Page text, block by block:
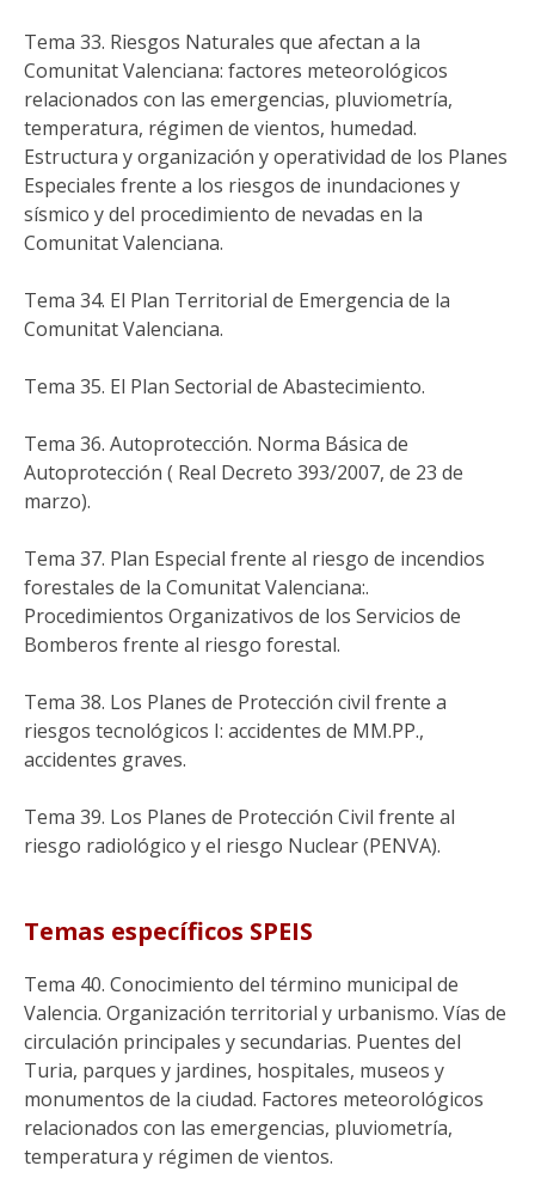
Tema 33. Riesgos Naturales que afectan a la
Comunitat Valenciana: factores meteorológicos
relacionados con las emergencias, pluviometría,
temperatura, régimen de vientos, humedad.
Estructura y organización y operatividad de los Planes
Especiales frente a los riesgos de inundaciones y
sísmico y del procedimiento de nevadas en la
Comunitat Valenciana.
Tema 34. El Plan Territorial de Emergencia de la
Comunitat Valenciana.
Tema 35. El Plan Sectorial de Abastecimiento.
Tema 36. Autoprotección. Norma Básica de
Autoprotección ( Real Decreto 393/2007, de 23 de
marzo).
Tema 37. Plan Especial frente al riesgo de incendios
forestales de la Comunitat Valenciana:.
Procedimientos Organizativos de los Servicios de
Bomberos frente al riesgo forestal.
Tema 38. Los Planes de Protección civil frente a
riesgos tecnológicos I: accidentes de MM.PP.,
accidentes graves.
Tema 39. Los Planes de Protección Civil frente al
riesgo radiológico y el riesgo Nuclear (PENVA).
Temas específicos SPEIS
Tema 40. Conocimiento del término municipal de
Valencia. Organización territorial y urbanismo. Vías de
circulación principales y secundarias. Puentes del
Turia, parques y jardines, hospitales, museos y
monumentos de la ciudad. Factores meteorológicos
relacionados con las emergencias, pluviometría,
temperatura y régimen de vientos.